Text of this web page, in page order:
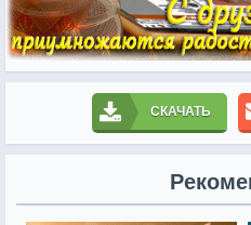
СКАЧАТЬ